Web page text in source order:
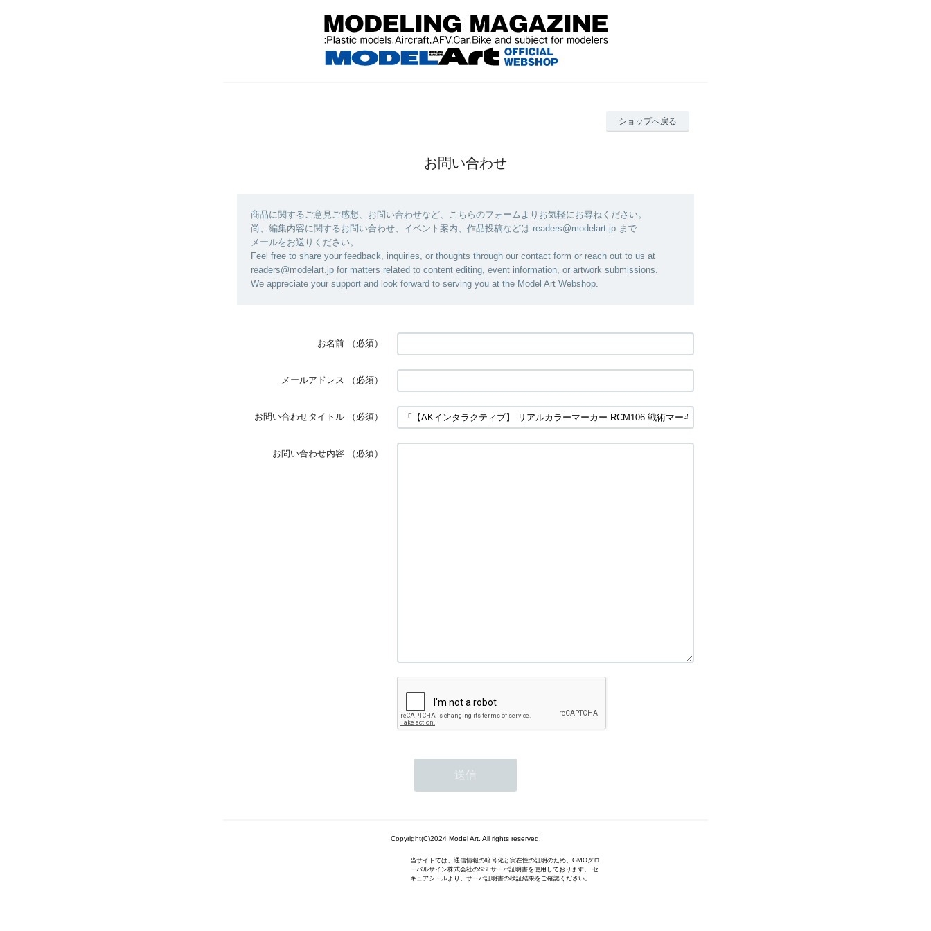
ショップへ戻る
お問い合わせ
商品に関するご意見ご感想、お問い合わせなど、こちらのフォームよりお気軽にお尋ねください。
尚、編集内容に関するお問い合わせ、イベント案内、作品投稿などは readers@modelart.jp まで
メールをお送りください。
Feel free to share your feedback, inquiries, or thoughts through our contact form or reach out to us at
readers@modelart.jp for matters related to content editing, event information, or artwork submissions.
We appreciate your support and look forward to serving you at the Model Art Webshop.
お名前 （必須）
メールアドレス （必須）
お問い合わせタイトル （必須）
お問い合わせ内容 （必須）
Copyright(C)2024 Model Art. All rights reserved.
当サイトでは、通信情報の暗号化と実在性の証明のため、GMOグロ
ーバルサイン株式会社のSSLサーバ証明書を使用しております。 セ
キュアシールより、サーバ証明書の検証結果をご確認ください。